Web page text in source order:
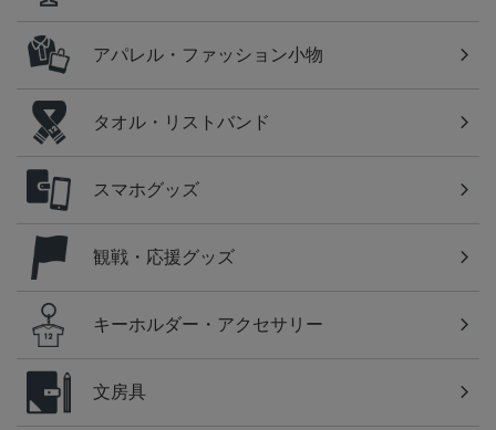
アパレル・ファッション小物
タオル・リストバンド
スマホグッズ
観戦・応援グッズ
キーホルダー・アクセサリー
文房具